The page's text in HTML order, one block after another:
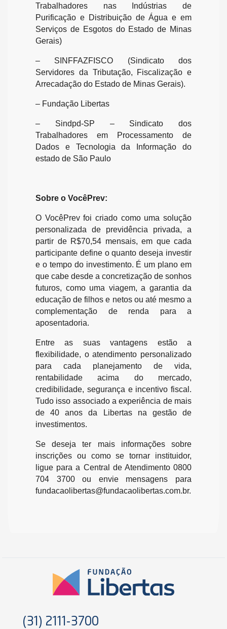
Trabalhadores nas Indústrias de
Purificação e Distribuição de Água e em
Serviços de Esgotos do Estado de Minas
Gerais)
– SINFFAZFISCO (Sindicato dos
Servidores da Tributação, Fiscalização e
Arrecadação do Estado de Minas Gerais).
– Fundação Libertas
– Sindpd-SP – Sindicato dos
Trabalhadores em Processamento de
Dados e Tecnologia da Informação do
estado de São Paulo
Sobre o VocêPrev:
O VocêPrev foi criado como uma solução
personalizada de previdência privada, a
partir de R$70,54 mensais, em que cada
participante define o quanto deseja investir
e o tempo do investimento. É um plano em
que cabe desde a concretização de sonhos
futuros, como uma viagem, a garantia da
educação de filhos e netos ou até mesmo a
complementação de renda para a
aposentadoria.
Entre as suas vantagens estão a
flexibilidade, o atendimento personalizado
para cada planejamento de vida,
rentabilidade acima do mercado,
credibilidade, segurança e incentivo fiscal.
Tudo isso associado a experiência de mais
de 40 anos da Libertas na gestão de
investimentos.
Se deseja ter mais informações sobre
inscrições ou como se tornar instituidor,
ligue para a Central de Atendimento 0800
704 3700 ou envie mensagens para
fundacaolibertas@fundacaolibertas.com.br.
(31) 2111-3700